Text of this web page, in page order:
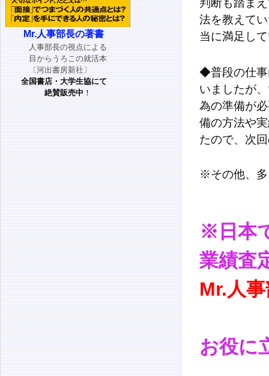
Mr.人事部長の著書
人事部長の視点による
目からうろこの就活本
〔河出書房新社〕
全国書店・大学生協にて
絶賛販売中 ！
判断も踏ま
法を教えて
当に満足し
◆普段の仕事
いましたが
為の準備が
備の方法や
たので、次
※その他、多
※日本
業績査
Mr.人
お役に